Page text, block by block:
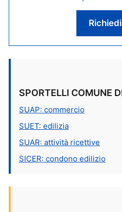
SPORTELLI COMUNE
SUAP: commercio
SUET: edilizia
SUAR: attività ricettive
SICER: condono edilizio